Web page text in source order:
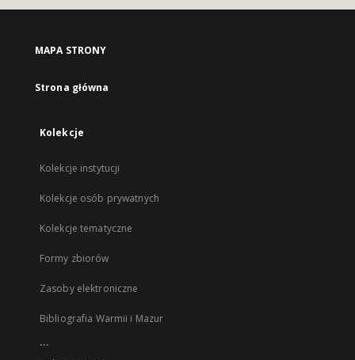
MAPA STRONY
Strona główna
Kolekcje
Kolekcje instytucji
Kolekcje osób prywatnych
Kolekcje tematyczne
Formy zbiorów
Zasoby elektroniczne
Bibliografia Warmii i Mazur
...